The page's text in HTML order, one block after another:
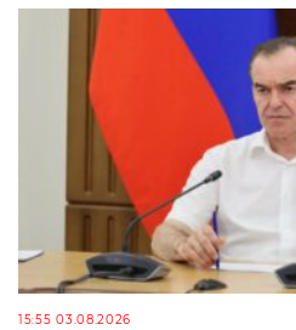
15:55 03.08.2026